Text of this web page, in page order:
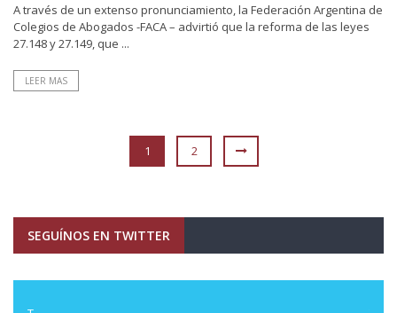
A través de un extenso pronunciamiento, la Federación Argentina de
Colegios de Abogados -FACA – advirtió que la reforma de las leyes
27.148 y 27.149, que ...
LEER MAS
1 2
SEGUÍNOS EN TWITTER